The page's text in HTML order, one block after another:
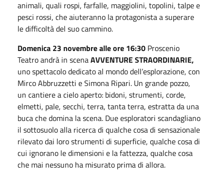
animali, quali rospi, farfalle, maggiolini, topolini, talpe e
pesci rossi, che aiuteranno la protagonista a superare
le difficoltà del suo cammino.
Domenica 23 novembre alle ore 16:30 Proscenio
Teatro andrà in scenaAVVENTURE STRAORDINARIE,
uno spettacolo dedicato al mondo dell’esplorazione, con
Mirco Abbruzzetti e Simona Ripari. Un grande pozzo,
un cantiere a cielo aperto: bidoni, strumenti, corde,
elmetti, pale, secchi, terra, tanta terra, estratta da una
buca che domina la scena. Due esploratori scandagliano
il sottosuolo alla ricerca di qualche cosa di sensazionale
rilevato dai loro strumenti di superficie, qualche cosa di
cui ignorano le dimensioni e la fattezza, qualche cosa
che mai nessuno ha misurato prima di allora.